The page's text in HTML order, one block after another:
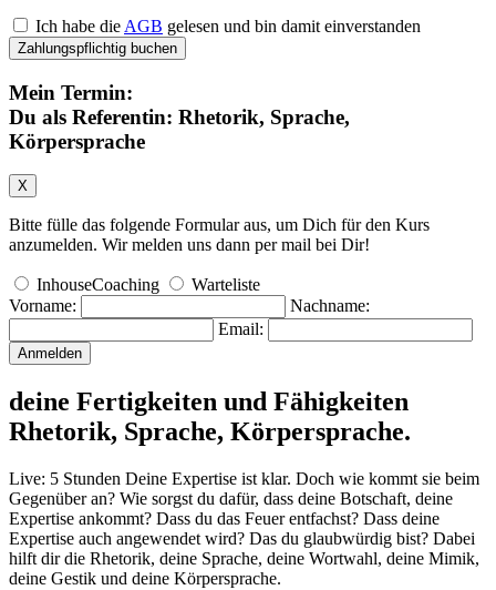
Ich habe die AGB gelesen und bin damit einverstanden
Zahlungspflichtig buchen
Mein Termin:
Du als Referentin: Rhetorik, Sprache,
Körpersprache
X
Bitte fülle das folgende Formular aus, um Dich für den Kurs
anzumelden. Wir melden uns dann per mail bei Dir!
InhouseCoaching
Warteliste
Vorname:
Nachname:
Email:
Anmelden
deine Fertigkeiten und Fähigkeiten
Rhetorik, Sprache, Körpersprache.
Live: 5 Stunden Deine Expertise ist klar. Doch wie kommt sie beim
Gegenüber an? Wie sorgst du dafür, dass deine Botschaft, deine
Expertise ankommt? Dass du das Feuer entfachst? Dass deine
Expertise auch angewendet wird? Das du glaubwürdig bist? Dabei
hilft dir die Rhetorik, deine Sprache, deine Wortwahl, deine Mimik,
deine Gestik und deine Körpersprache.